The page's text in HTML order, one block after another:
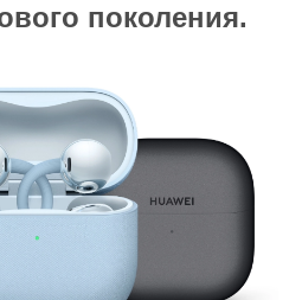
поколения.